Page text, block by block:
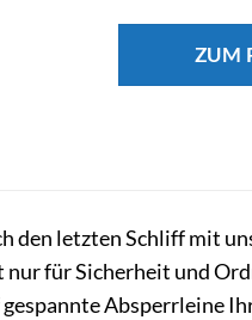
ZUM
den letzten Schliff mit
für Sicherheit und
Absperrleine